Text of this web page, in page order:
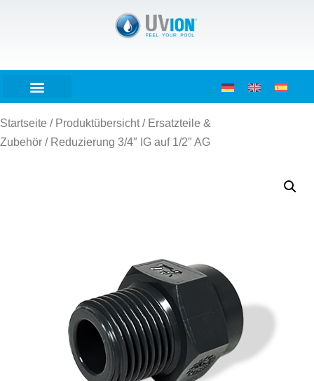
Startseite / Produktübersicht/ Ersatzteile &
Zubehör / Reduzierung 3/4″ IG auf 1/2″ AG